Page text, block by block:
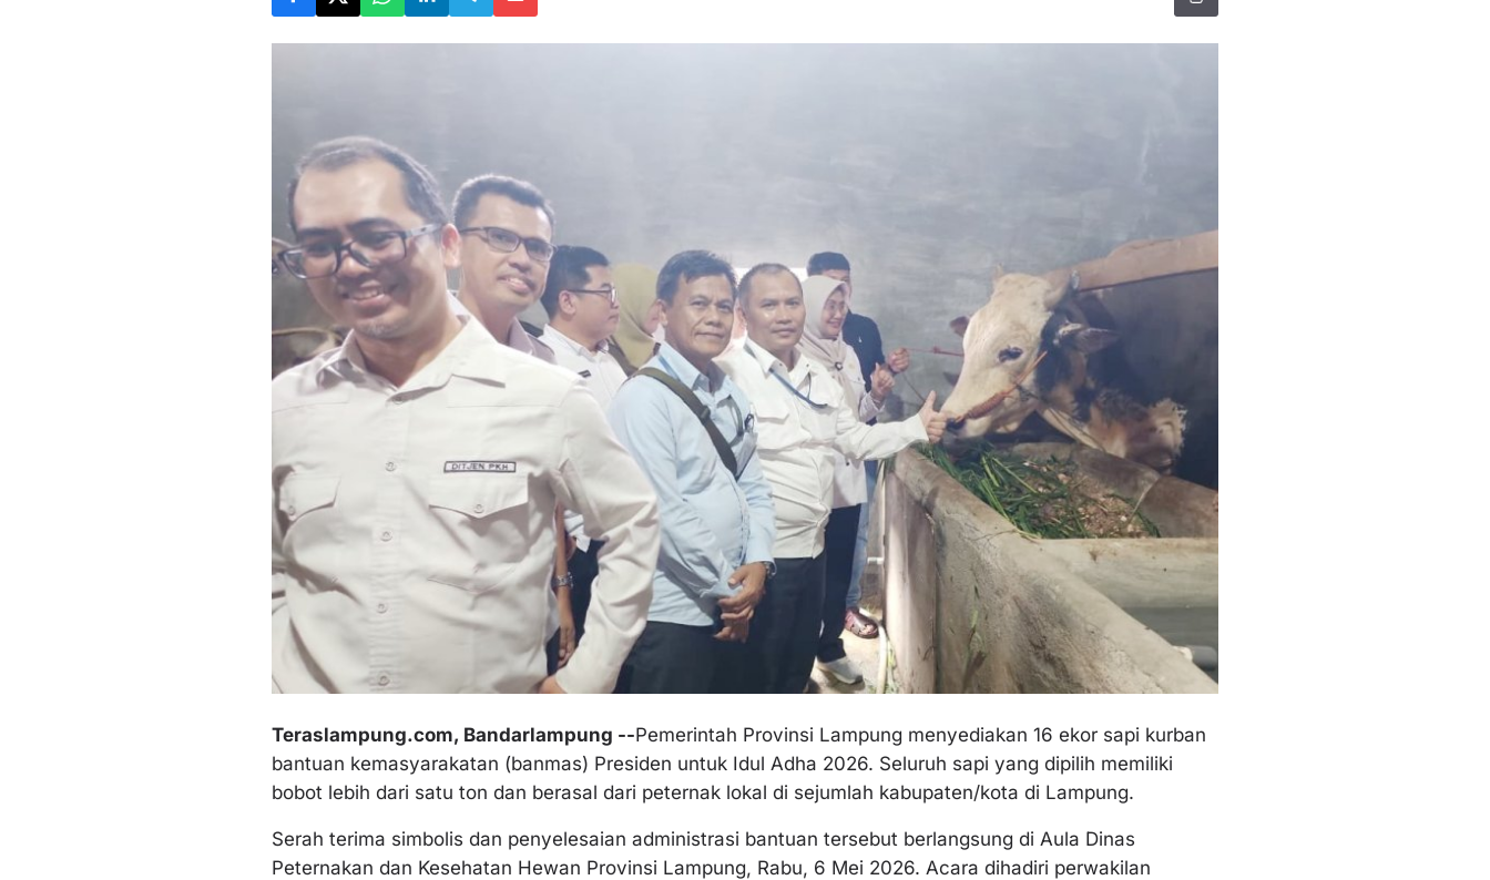
Teraslampung.com, Bandarlampung --Pemerintah Provinsi Lampung menyediakan 16 ekor sapi kurban
bantuan kemasyarakatan (banmas) Presiden untuk Idul Adha 2026. Seluruh sapi yang dipilih memiliki
bobot lebih dari satu ton dan berasal dari peternak lokal di sejumlah kabupaten/kota di Lampung.
Serah terima simbolis dan penyelesaian administrasi bantuan tersebut berlangsung di Aula Dinas
Peternakan dan Kesehatan Hewan Provinsi Lampung, Rabu, 6 Mei 2026. Acara dihadiri perwakilan